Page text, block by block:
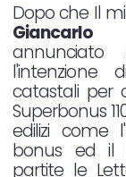
Dopo che Il
Giancarlo
l'intenzione
catastali per
Superbonus
edilizi come
bonus ed il
partite le